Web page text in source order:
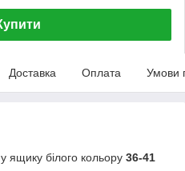
Доставка Оплата Умови
ящику білого кольору 36-41